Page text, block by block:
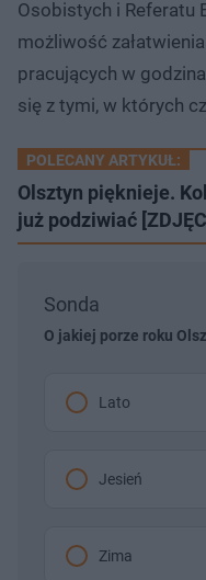
Osobistych i Referatu
możliwość
pracujących w
się z tymi, w których
POLECANY ARTYKUŁ:
Olsztyn pięknieje.
już podziwiać
Sonda
O jakiej porze roku
Lato
Jesień
Zima